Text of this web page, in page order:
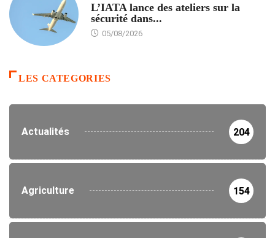
L’IATA lance des ateliers sur la
sécurité dans...
05/08/2026
LES CATEGORIES
Actualités 204
Agriculture 154